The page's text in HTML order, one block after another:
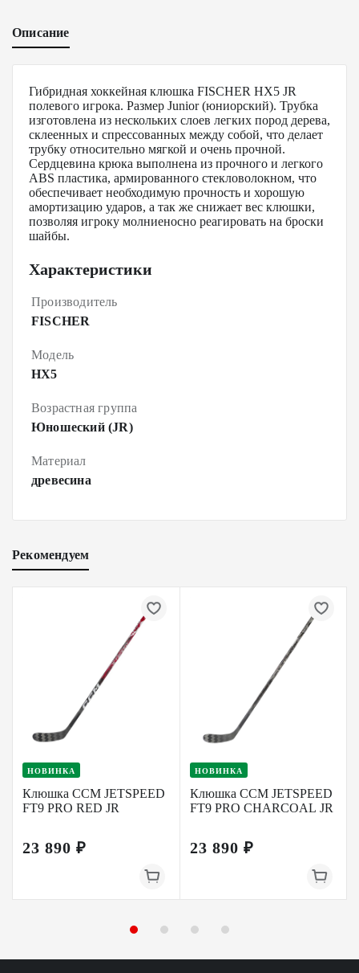
Описание
Гибридная хоккейная клюшка FISCHER HX5 JR
полевого игрока. Размер Junior (юниорский). Трубка
изготовлена из нескольких слоев легких пород дерева,
склеенных и спрессованных между собой, что делает
трубку относительно мягкой и очень прочной.
Сердцевина крюка выполнена из прочного и легкого
ABS пластика, армированного стекловолокном, что
обеспечивает необходимую прочность и хорошую
амортизацию ударов, а так же снижает вес клюшки,
позволяя игроку молниеносно реагировать на броски
шайбы.
Характеристики
Производитель
FISCHER
Модель
HX5
Возрастная группа
Юношеский (JR)
Материал
древесина
Рекомендуем
НОВИНКА
Клюшка CCM JETSPEED
FT9 PRO RED JR
23 890 ₽
НОВИНКА
Клюшка CCM JETSPEED
FT9 PRO CHARCOAL JR
23 890 ₽